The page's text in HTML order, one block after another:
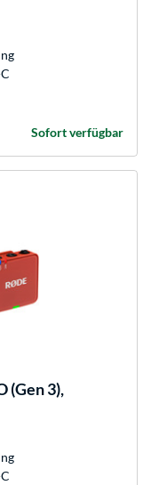
Sofort verfügbar
(Gen 3),